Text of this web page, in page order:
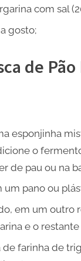
com sal
a gosto;
de
esponjinha
o
de pau ou na
um pano ou
em um outro
e o restante
de farinha de